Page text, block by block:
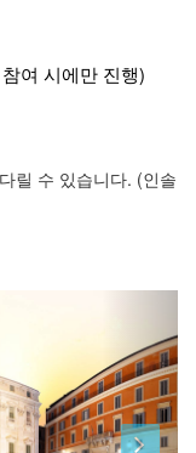
여 시에만 진행)
릴 수 있습니다. (인솔